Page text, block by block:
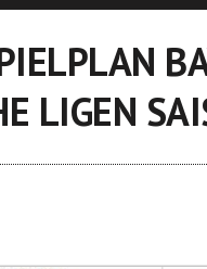
LIGEN